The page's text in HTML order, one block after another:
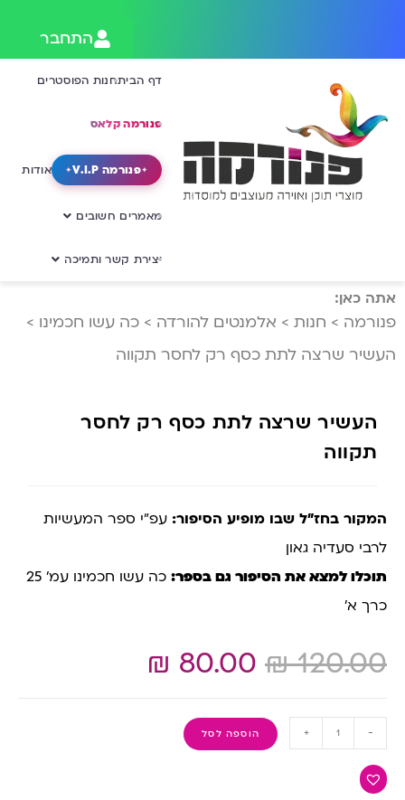
התחבר
דף הביתחנות הפוסטרים
פנורמה קלאס
פנורמה V.I.P אודות
מאמרים חשובים
יצירת קשר ותמיכה
אתה כאן:
פנורמה > חנות > אלמנטים להורדה > כה עשו חכמינו >
העשיר שרצה לתת כסף רק לחסר תקווה
העשיר שרצה לתת כסף רק לחסר
תקווה
המקור בחז”ל שבו מופיע הסיפור: עפ”י ספר המעשיות
לרבי סעדיה גאון
תוכלו למצא את הסיפור גם בספר:
כה עשו חכמינו עמ’ 25
כרך א’
₪120.00
₪ 80.00
-
+ הוספה לסל